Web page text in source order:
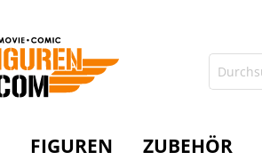
FIGUREN ZUBEHÖR